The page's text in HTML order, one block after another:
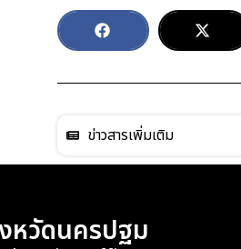
ข่าวสารเพิ่มเติม
หวัดนครปฐม